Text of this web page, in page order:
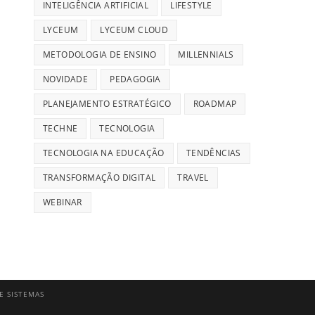
INTELIGÊNCIA ARTIFICIAL LIFESTYLE
LYCEUM LYCEUM CLOUD
METODOLOGIA DE ENSINO MILLENNIALS
NOVIDADE PEDAGOGIA
PLANEJAMENTO ESTRATÉGICO ROADMAP
TECHNE TECNOLOGIA
TECNOLOGIA NA EDUCAÇÃO TENDÊNCIAS
TRANSFORMAÇÃO DIGITAL TRAVEL
WEBINAR
SISTEMAS